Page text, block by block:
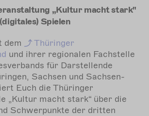
„Kultur macht stark"
Spielen
dem
Thüringer
und ihrer regionalen Fachstelle
für Darstellende
Sachsen und Sachsen-
Euch die Thüringer
„Kultur macht stark“ über die
Schwerpunkte der dritten